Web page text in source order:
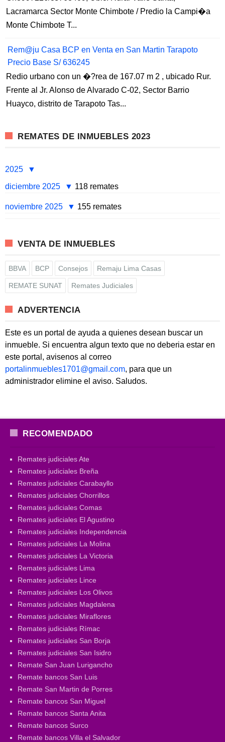
Lacramarca Sector Monte Chimbote / Predio la Campi�a
Monte Chimbote T...
Rem@ju Casa BCP en Venta en San Martin Tarapoto
Precio Base S/ 636245
Redio urbano con un �?rea de 167.07 m 2 , ubicado Rur.
Frente al Jr. Alonso de Alvarado C-02, Sector Barrio
Huayco, distrito de Tarapoto Tas...
REMATES DE INMUEBLES 2023
2025
diciembre 2025
118 remates
noviembre 2025 155 remates
VENTA DE INMUEBLES
BBVA BCP Consejos Remaju Lima Casas
REMATE SUNAT Remates Judiciales
ADVERTENCIA
Este es un portal de ayuda a quienes desean buscar un
inmueble. Si encuentra algun texto que no deberia estar en
este portal, avisenos al correo
portalinmuebles1701@gmail.com, para que un
administrador elimine el aviso. Saludos.
RECOMENDADO
Remates judiciales Ate
Remates judiciales Breña
Remates judiciales Carabayllo
Remates judiciales Chorrillos
Remates judiciales Comas
Remates judiciales El Agustino
Remates judiciales Independencia
Remates judiciales La Molina
Remates judiciales La Victoria
Remates judiciales Lima
Remates judiciales Lince
Remates judiciales Los Olivos
Remates judiciales Magdalena
Remates judiciales Miraflores
Remates judiciales Rímac
Remates judiciales San Borja
Remates judiciales San Isidro
Remate San Juan Lurigancho
Remate bancos San Luis
Remate San Martin de Porres
Remate bancos San Miguel
Remate bancos Santa Anita
Remate bancos Surco
Remate bancos Villa el Salvador